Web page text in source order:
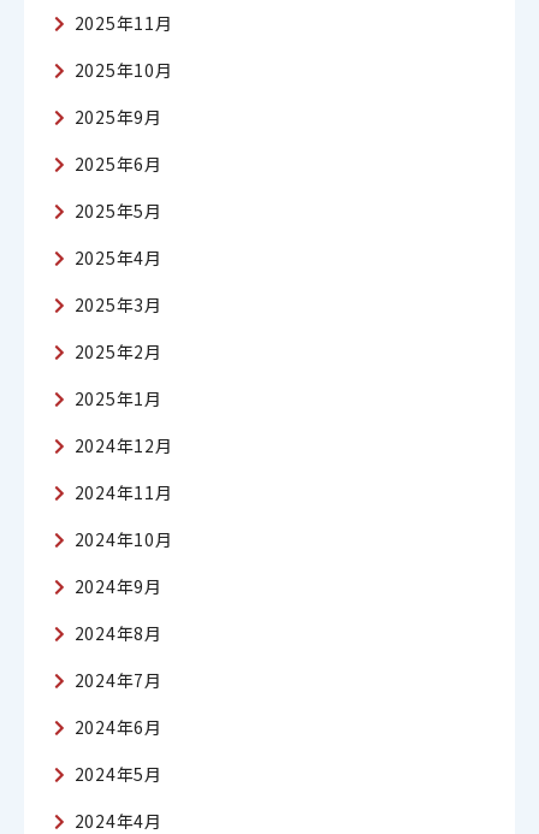
2025年11月
2025年10月
2025年9月
2025年6月
2025年5月
2025年4月
2025年3月
2025年2月
2025年1月
2024年12月
2024年11月
2024年10月
2024年9月
2024年8月
2024年7月
2024年6月
2024年5月
2024年4月